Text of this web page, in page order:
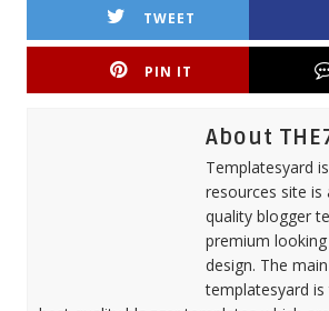
TWEET
PIN IT
About
Templatesyard
resources site is
quality blogger
premium
design. The
templatesyard